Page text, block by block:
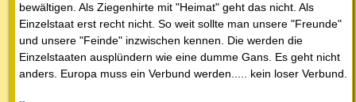
bewältigen. Als Ziegenhirte mit "Heimat" geht das nicht. Als
Einzelstaat erst recht nicht. So weit sollte man unsere "Freunde"
und unsere "Feinde" inzwischen kennen. Die werden die
Einzelstaaten ausplündern wie eine dumme Gans. Es geht nicht
anders. Europa muss ein Verbund werden..... kein loser Verbund.